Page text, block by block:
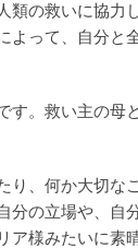
類の救いに協力
よって、自分と
す。救い主の母
り、何か大切な
分の立場や、自
ア様みたいに素